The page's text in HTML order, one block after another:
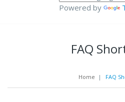
Powered by
FAQ
Home | FAQ